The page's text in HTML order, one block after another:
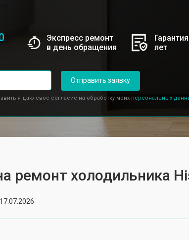
Экспресс ремонт
в день обращения
лет
Отправить заявку
я даю свое согласие на обработку моих персональных
ремонт холодильника